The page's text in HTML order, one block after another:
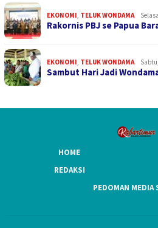
EKONOMI, TELUK WONDAMA
Rakornis PBJ se Papua
EKONOMI, TELUK WONDAMA
Sambut Hari Jadi
HOME
REDAKSI
PEDOMAN MEDIA